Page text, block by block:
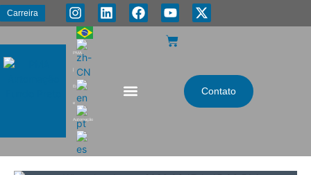
Carreira
PMA
Energia
e
Automação
Contato